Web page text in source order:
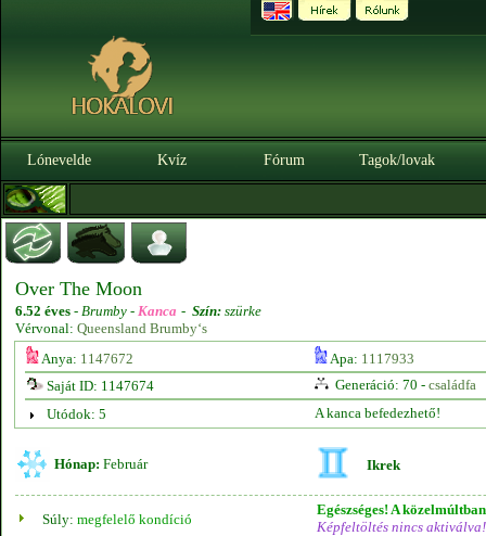
Lónevelde Kvíz Fórum Tagok/lovak
Over The Moon
6.52 éves - Brumby - Kanca - Szín: szürke
Vérvonal: Queensland Brumby‘s
Anya: 1147672 Apa: 1117933
Saját ID: 1147674
Generáció: 70 - családfa
Utódok: 5
A kanca befedezhető!
Hónap: Február Ikrek
Súly: megfelelő kondíció
Egészséges! A
Képfeltöltés nincs aktiválva!